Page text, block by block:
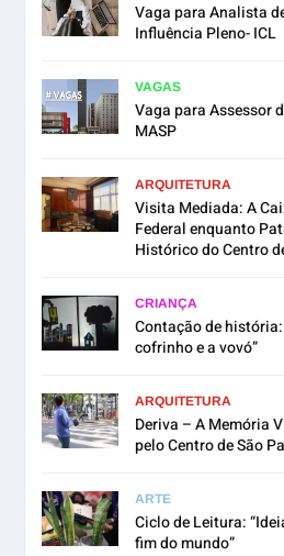
Vaga para Analista
Influência Pleno- ICL
VAGAS
Vaga para Assessor
MASP
ARQUITETURA
Visita Mediada: A
Federal enquanto
Histórico do Centro
CRIANÇA
Contação de
cofrinho e a vovó”
ARQUITETURA
Deriva – A Memória
pelo Centro de São
ARTE
Ciclo de Leitura:
fim do mundo”